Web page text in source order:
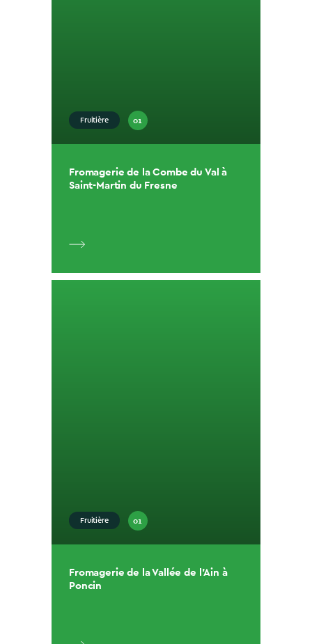
Fruitière 01
Fromagerie de la Combe du Val à
Saint-Martin du Fresne
Fruitière 01
Fromagerie de la Vallée de l’Ain à
Poncin